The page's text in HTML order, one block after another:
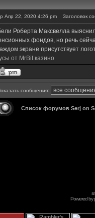
Апр 22, 2020 4:26 pm Заголовок
Роберта Максвелла
фондов, но речь
экране присутствует
от MrBit казино
сообщения:
Список форумов Serj on
Powered by